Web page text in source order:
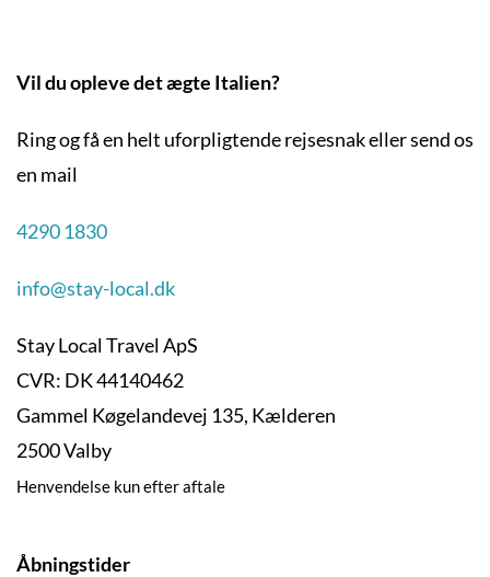
Vil du opleve det ægte Italien?
Ring og få en helt uforpligtende rejsesnak eller send os
en mail
4290 1830
info@stay-local.dk
Stay Local Travel ApS
CVR: DK 44140462
Gammel Køgelandevej 135, Kælderen
2500 Valby
Henvendelse kun efter aftale
Åbningstider